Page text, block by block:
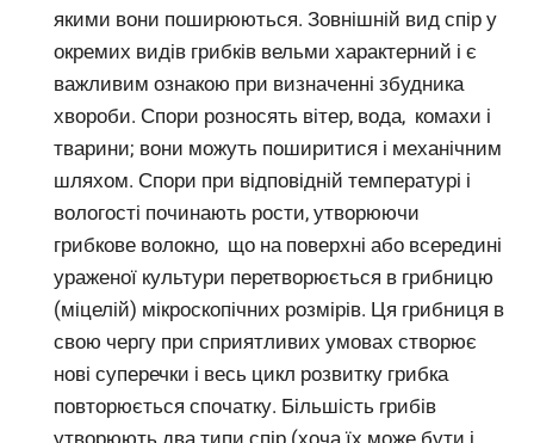
якими вони поширюються. Зовнішній вид спір у
окремих видів грибків вельми характерний і є
важливим ознакою при визначенні збудника
хвороби. Спори розносять вітер, вода, комахи і
тварини; вони можуть поширитися і механічним
шляхом. Спори при відповідній температурі і
вологості починають рости, утворюючи
грибкове волокно, що на поверхні або всередині
ураженої культури перетворюється в грибницю
(міцелій) мікроскопічних розмірів. Ця грибниця в
свою чергу при сприятливих умовах створює
нові суперечки і весь цикл розвитку грибка
повторюється спочатку. Більшість грибів
утворюють два типи спір (хоча їх може бути і